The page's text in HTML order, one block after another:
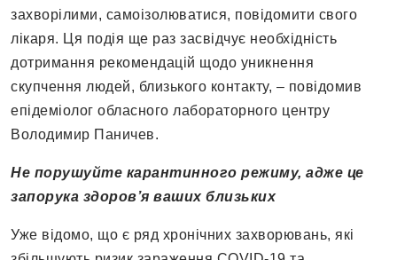
захворілими, самоізолюватися, повідомити свого
лікаря. Ця подія ще раз засвідчує необхідність
дотримання рекомендацій щодо уникнення
скупчення людей, близького контакту, – повідомив
епідеміолог обласного лабораторного центру
Володимир Паничев.
Не порушуйте карантинного режиму, адже це
запорука здоров’я ваших близьких
Уже відомо, що є ряд хронічних захворювань, які